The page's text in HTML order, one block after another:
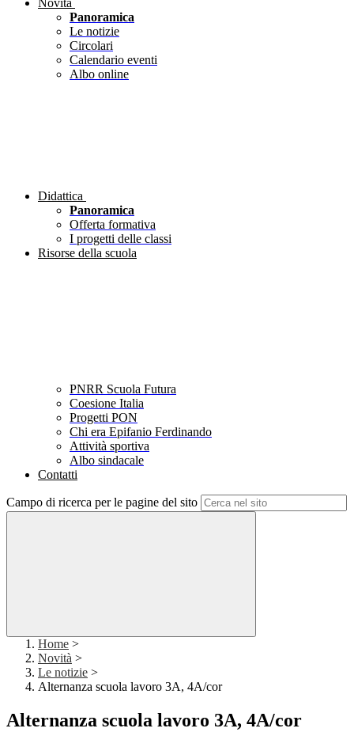
Novità
Panoramica
Le notizie
Circolari
Calendario eventi
Albo online
Didattica
Panoramica
Offerta formativa
I progetti delle classi
Risorse della scuola
PNRR Scuola Futura
Coesione Italia
Progetti PON
Chi era Epifanio Ferdinando
Attività sportiva
Albo sindacale
Contatti
Campo di ricerca per le pagine del sito
Home >
Novità >
Le notizie >
Alternanza scuola lavoro 3A, 4A/cor
Alternanza scuola lavoro 3A, 4A/cor